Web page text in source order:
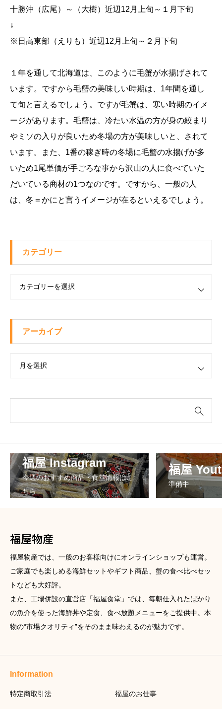
十勝沖（広尾）～（大樹）近辺12月上旬～１月下旬
↓
※日高東部（えりも）近辺12月上旬～２月下旬
１年を通して北海道は、このように毛蟹が水揚げされて
います。ですから毛蟹の美味しい時期は、1年間を通し
て旬と言えるでしょう。ですが毛蟹は、寒い時期のイメ
ージがあります。毛蟹は、冷たい水温の方が身の絞まり
やミソの入りが良いため冬場の方が美味しいと、されて
います。また、1番の稼ぎ時の冬場に毛蟹の水揚げが多
いため1尾単価が手ごろな事から沢山の人に食べていた
だいている商材の1つなのです。ですから、一般の人
は、冬＝かにと言うイメージが在るといえるでしょう。
カテゴリー
アーカイブ
福屋 Instagram
今週のおすすめ商品・食堂情報はこ
ちら
福屋
準備中
福屋物産
福屋物産では、一般のお客様向けにオンラインショップも運営。
ご家庭でも楽しめる海鮮セットやギフト商品、蟹の食べ比べセッ
トなども大好評。
また、工場併設の直営店「福屋食堂」では、毎朝仕入れたばかり
の魚介を使った海鮮丼や定食、食べ放題メニューをご提供中。本
物の“市場クオリティ”をそのまま味わえるのが魅力です。
Information
特定商取引法 福屋のお仕事